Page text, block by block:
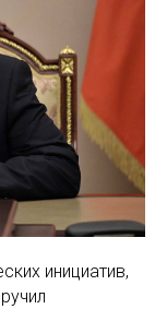
инициатив,